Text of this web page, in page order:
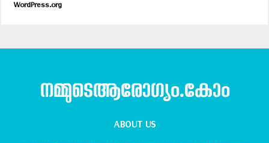
WordPress.org
നമ്മുടെആരോഗ്യം.കോം
ABOUT US